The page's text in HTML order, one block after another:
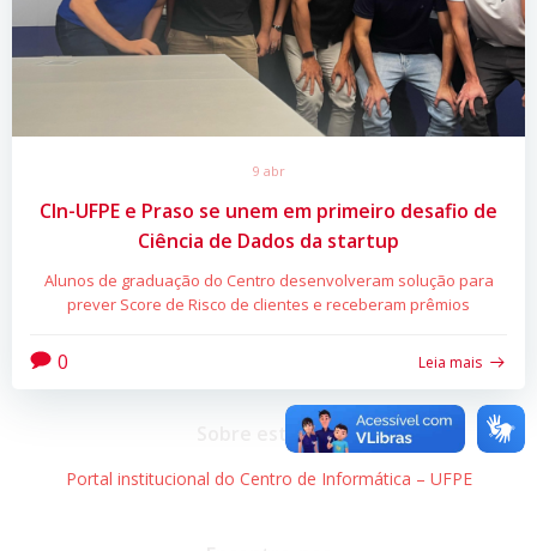
9 abr
CIn-UFPE e Praso se unem em primeiro desafio de
Ciência de Dados da startup
Alunos de graduação do Centro desenvolveram solução para
prever Score de Risco de clientes e receberam prêmios
0 Leia mais
Sobre este site
Portal institucional do Centro de Informática – UFPE